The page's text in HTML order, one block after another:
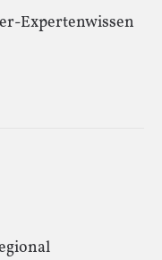
Expertenwissen